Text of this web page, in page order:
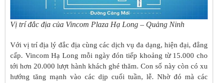
Vị trí đắc địa của Vincom Plaza Hạ Long – Quảng Ninh
Với vị trí địa lý đắc địa cùng các dịch vụ đa dạng, hiện đại, đẳng
cấp. Vincom Hạ Long mỗi ngày đón tiếp khoảng từ 15.000 cho
tới hơn 20.000 lượt hành khách ghé thăm. Con số này còn có xu
hướng tăng mạnh vào các dịp cuối tuần, lễ. Nhờ đó mà các